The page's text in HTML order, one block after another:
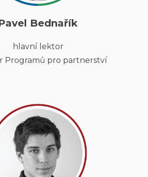
Bednařík
hlavní lektor
Programů pro partnerství